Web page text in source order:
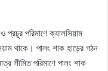
প্রচুর পরিমাণে ক্যালসিয়াম
থাকে। পালং শাক হাড়ের গঠন
সীমিত পরিমাণে পালং শাক